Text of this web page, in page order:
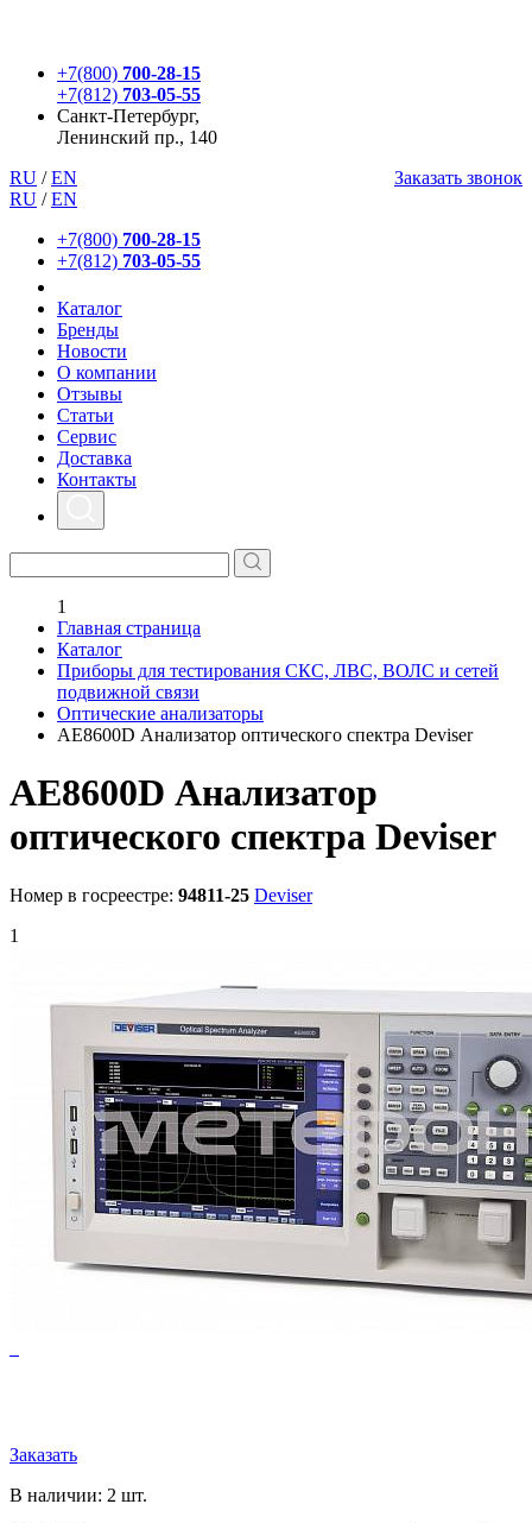
+7(800) 700-28-15
+7(812) 703-05-55
Санкт-Петербург,
Ленинский пр., 140
RU / EN
Заказать звонок
RU / EN
+7(800) 700-28-15
+7(812) 703-05-55
Каталог
Бренды
Новости
О компании
Отзывы
Статьи
Сервис
Доставка
Контакты
1
Главная страница
Каталог
Приборы для тестирования СКС, ЛВС, ВОЛС и сетей
подвижной связи
Оптические анализаторы
AE8600D Анализатор оптического спектра Deviser
AE8600D Анализатор
оптического спектра Deviser
Номер в госреестре: 94811-25 Deviser
1
Заказать
В наличии: 2 шт.